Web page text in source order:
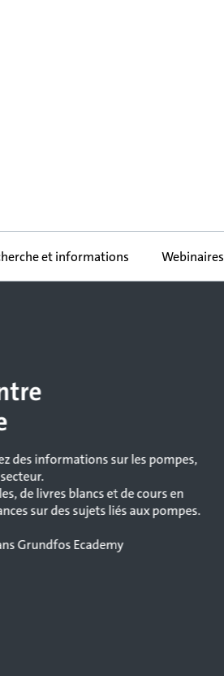
et informations Webinaires
des informations sur les pompes,
de livres blancs et de cours en
sur des sujets liés aux pompes.
Grundfos Ecademy